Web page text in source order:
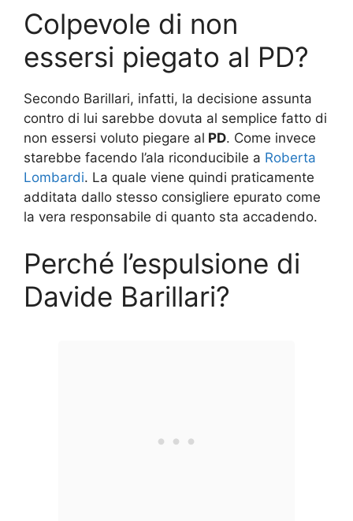
Colpevole di non
essersi piegato al PD?
Secondo Barillari, infatti, la decisione assunta
contro di lui sarebbe dovuta al semplice fatto di
non essersi voluto piegare al PD. Come invece
starebbe facendo l’ala riconducibile a Roberta
Lombardi. La quale viene quindi praticamente
additata dallo stesso consigliere epurato come
la vera responsabile di quanto sta accadendo.
Perché l’espulsione di
Davide Barillari?